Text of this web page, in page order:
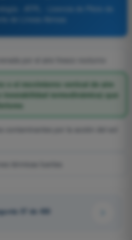
o el movimiento vertical de aire
inestabilidad termodinámica) que
37 de 450